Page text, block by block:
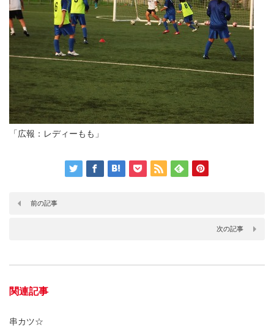
「広報：レディーもも」
前の記事
次の記事
関連記事
串カツ☆